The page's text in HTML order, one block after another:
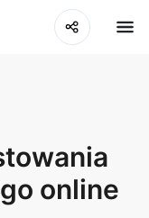
online